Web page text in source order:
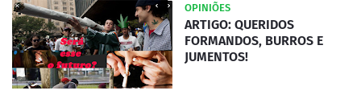
OPINIÕES
ARTIGO: QUERIDOS
FORMANDOS, BURROS E
JUMENTOS!